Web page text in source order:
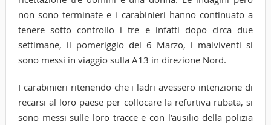
non sono terminate e i carabinieri hanno continuato a
tenere sotto controllo i tre e infatti dopo circa due
settimane, il pomeriggio del 6 Marzo, i malviventi si
sono messi in viaggio sulla A13 in direzione Nord.
I carabinieri ritenendo che i ladri avessero intenzione di
recarsi al loro paese per collocare la refurtiva rubata, si
sono messi sulle loro tracce e con l’ausilio della polizia